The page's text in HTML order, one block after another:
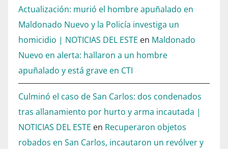
Actualización: murió el hombre apuñalado en
Maldonado Nuevo y la Policía investiga un
homicidio | NOTICIAS DEL ESTE en Maldonado
Nuevo en alerta: hallaron a un hombre
apuñalado y está grave en CTI
Culminó el caso de San Carlos: dos condenados
tras allanamiento por hurto y arma incautada |
NOTICIAS DEL ESTE en Recuperaron objetos
robados en San Carlos, incautaron un revólver y